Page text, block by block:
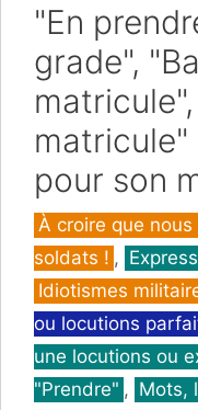
"En
grade",
matricule"
pour son
Catégories
À croire que
soldats ! ,
Idiotismes
ou locutions
une locutions ou
"Prendre" , Mots,